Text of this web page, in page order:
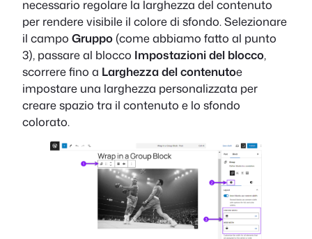
necessario regolare la larghezza del contenuto
per rendere visibile il colore di sfondo. Selezionare
il campo Gruppo(come abbiamo fatto al punto
3), passare al blocco Impostazioni del blocco,
scorrere fino a Larghezza del contenutoe
impostare una larghezza personalizzata per
creare spazio tra il contenuto e lo sfondo
colorato.